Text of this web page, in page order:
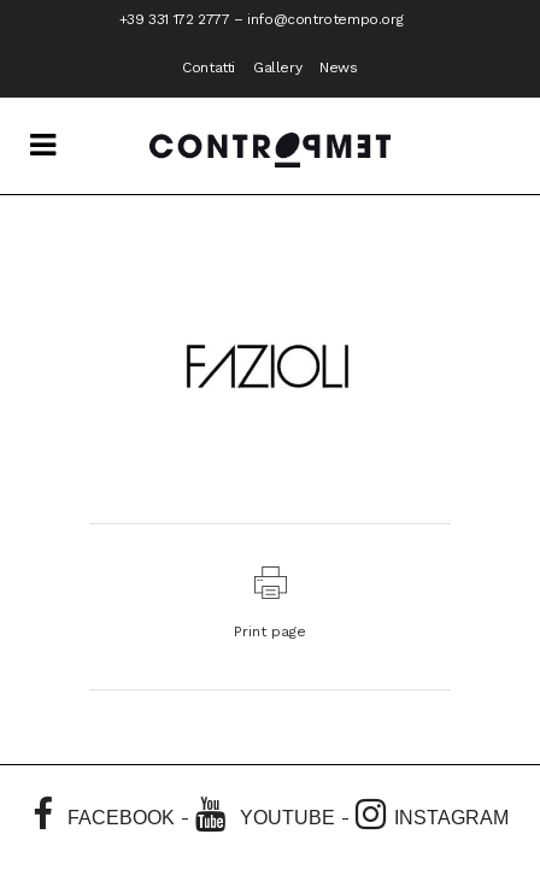
+39 331 172 2777 – info@controtempo.org
Contatti Gallery News
Print page
FACEBOOK - YOUTUBE - INSTAGRAM